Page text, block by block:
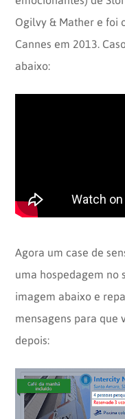
Ogilvy & Mather e foi
Cannes em 2013.
abaixo:
Agora um case de
uma hospedagem no
imagem abaixo e
mensagens para que
depois: